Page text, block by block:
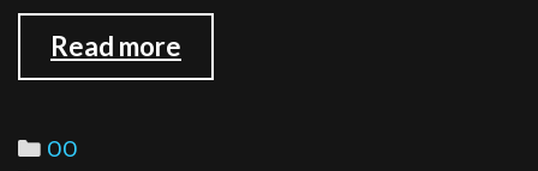
Read more
UML
Categories
OO